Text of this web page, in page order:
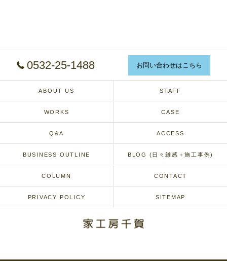
0532-25-1488 お問い合わせはこちら
ABOUT US STAFF
WORKS CASE
Q&A ACCESS
BUSINESS OUTLINE BLOG (日々雑感＋施工事例)
COLUMN CONTACT
PRIVACY POLICY SITEMAP